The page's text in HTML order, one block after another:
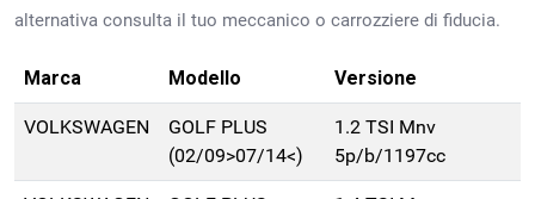
alternativa consulta il tuo meccanico o carrozziere di fiducia.
Marca Modello Versione
VOLKSWAGEN
GOLF PLUS
(02/09>07/14<)
1.2 TSI Mnv
5p/b/1197cc